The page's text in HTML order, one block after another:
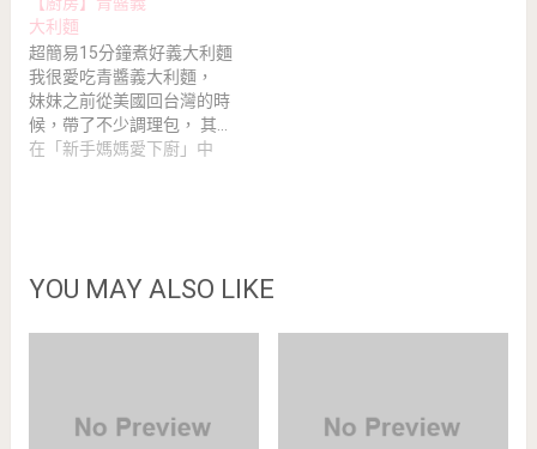
大利麵
超簡易15分鐘煮好義大利麵
我很愛吃青醬義大利麵，
妹妹之前從美國回台灣的時
候，帶了不少調理包， 其…
在「新手媽媽愛下廚」中
YOU MAY ALSO LIKE